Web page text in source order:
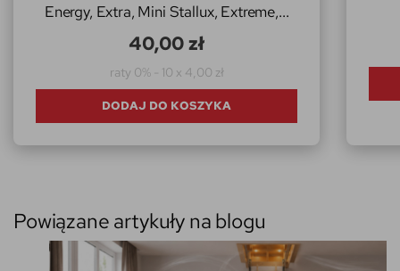
Energy, Extra, Mini Stallux, Extreme,...
40,00 zł
raty 0% - 10 x 4,00 zł
DODAJ DO KOSZYKA
Powiązane artykuły na blogu